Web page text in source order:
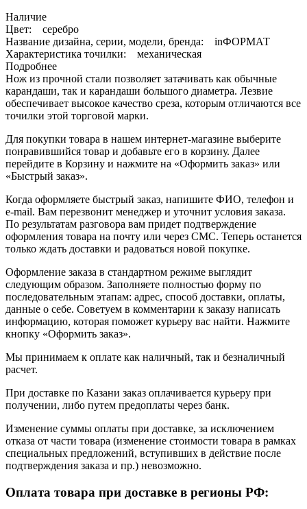
Наличие
Цвет: серебро
Название дизайна, серии, модели, бренда: inФОРМАТ
Характеристика точилки: механическая
Подробнее
Нож из прочной стали позволяет затачивать как обычные
карандаши, так и карандаши большого диаметра. Лезвие
обеспечивает высокое качество среза, которым отличаются все
точилки этой торговой марки.
Для покупки товара в нашем интернет-магазине выберите
понравившийся товар и добавьте его в корзину. Далее
перейдите в Корзину и нажмите на «Оформить заказ» или
«Быстрый заказ».
Когда оформляете быстрый заказ, напишите ФИО, телефон и
e-mail. Вам перезвонит менеджер и уточнит условия заказа.
По результатам разговора вам придет подтверждение
оформления товара на почту или через СМС. Теперь останется
только ждать доставки и радоваться новой покупке.
Оформление заказа в стандартном режиме выглядит
следующим образом. Заполняете полностью форму по
последовательным этапам: адрес, способ доставки, оплаты,
данные о себе. Советуем в комментарии к заказу написать
информацию, которая поможет курьеру вас найти. Нажмите
кнопку «Оформить заказ».
Мы принимаем к оплате как наличный, так и безналичный
расчет.
При доставке по Казани заказ оплачивается курьеру при
получении, либо путем предоплаты через банк.
Изменение суммы оплаты при доставке, за исключением
отказа от части товара (изменение стоимости товара в рамках
специальных предложений, вступивших в действие после
подтверждения заказа и пр.) невозможно.
Оплата товара при доставке в регионы РФ: